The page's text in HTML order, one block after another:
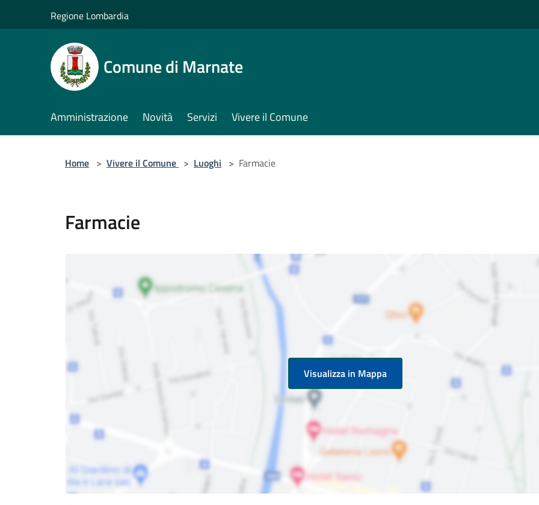
Regione Lombardia
Comune di Marnate
Amministrazione Novità Servizi Vivere il Comune
Home > Vivere il Comune > Luoghi > Farmacie
Farmacie
Visualizza in Mappa